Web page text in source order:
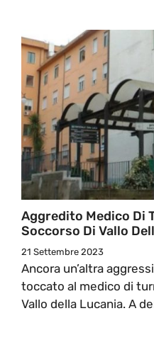
Aggredito Medico Di
Soccorso Di Vallo
21 Settembre 2023
Ancora un’altra
toccato al medico di
Vallo della Lucania. A